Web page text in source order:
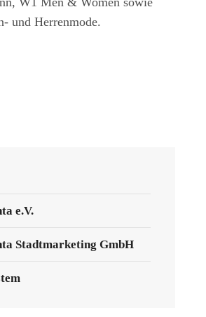
und Herrenmode.
e.V.
Stadtmarketing GmbH